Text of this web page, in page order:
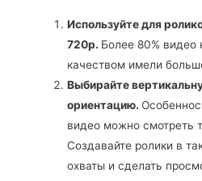
Используйте для
720p. Более 80% видео
качеством имели
Выбирайте
ориентацию.
видео можно смотреть
Создавайте ролики в
охваты и сделать